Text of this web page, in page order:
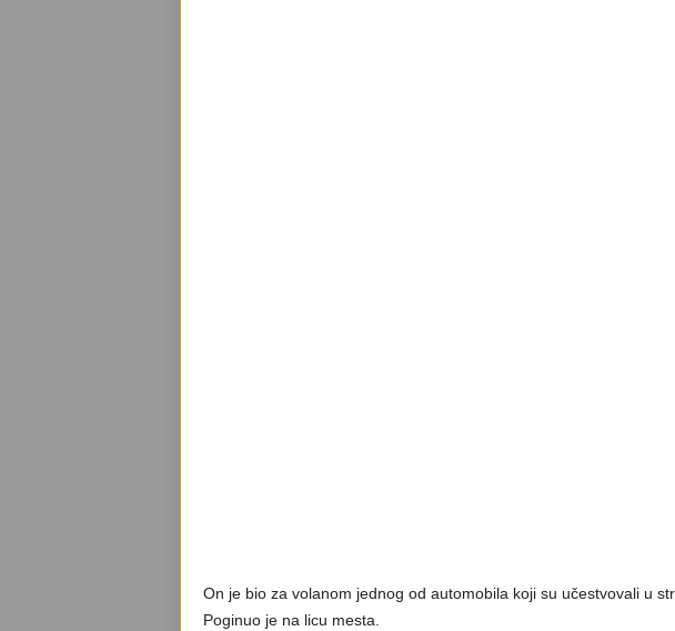
On je bio za volanom jednog od automobila koji su učestvovali u
Poginuo je na licu mesta.